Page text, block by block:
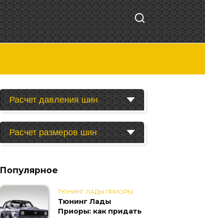
Расчет давления шин
Расчет размеров шин
Популярное
ТЮНИНГ ЛАДЫ ПРИОРЫ
Тюнинг Лады
Приоры: как придать